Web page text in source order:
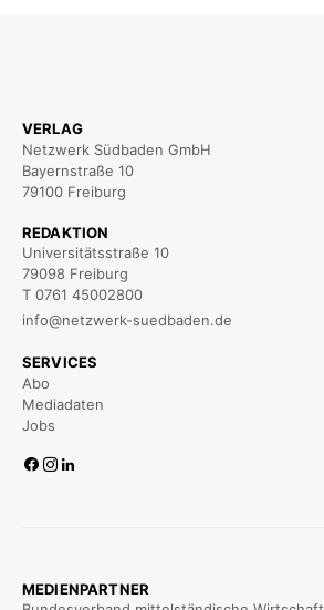
VERLAG
Netzwerk Südbaden GmbH
Bayernstraße 10
79100 Freiburg
REDAKTION
Universitätsstraße 10
79098 Freiburg
T 0761 45002800
info@netzwerk-suedbaden.de
SERVICES
Abo
Mediadaten
Jobs
MEDIENPARTNER